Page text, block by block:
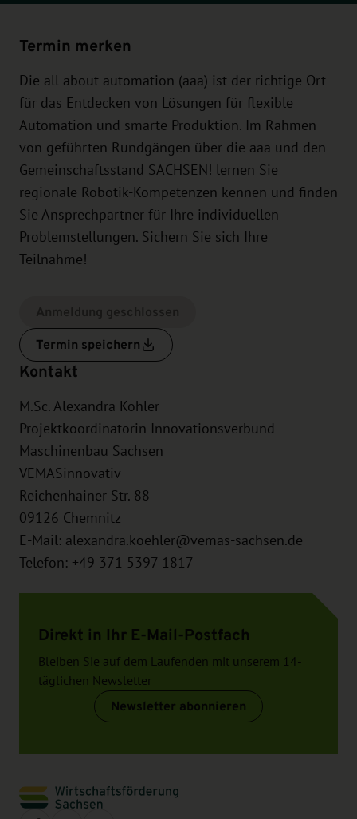
Termin merken
Die all about automation (aaa) ist der richtige Ort
für das Entdecken von Lösungen für flexible
Automation und smarte Produktion. Im Rahmen
von geführten Rundgängen über die aaa und den
Gemeinschaftsstand SACHSEN! lernen Sie
regionale Robotik-Kompetenzen kennen und finden
Sie Ansprechpartner für Ihre individuellen
Problemstellungen. Sichern Sie sich Ihre
Teilnahme!
Termin speichern
Kontakt
M.Sc. Alexandra Köhler
Projektkoordinatorin Innovationsverbund
Maschinenbau Sachsen
VEMASinnovativ
Reichenhainer Str. 88
09126 Chemnitz
E-Mail: alexandra.koehler@vemas-sachsen.de
Telefon: +49 371 5397 1817
Direkt in Ihr E-Mail-Postfach
Bleiben Sie auf dem Laufenden mit unserem 14-
täglichen Newsletter
Newsletter abonnieren